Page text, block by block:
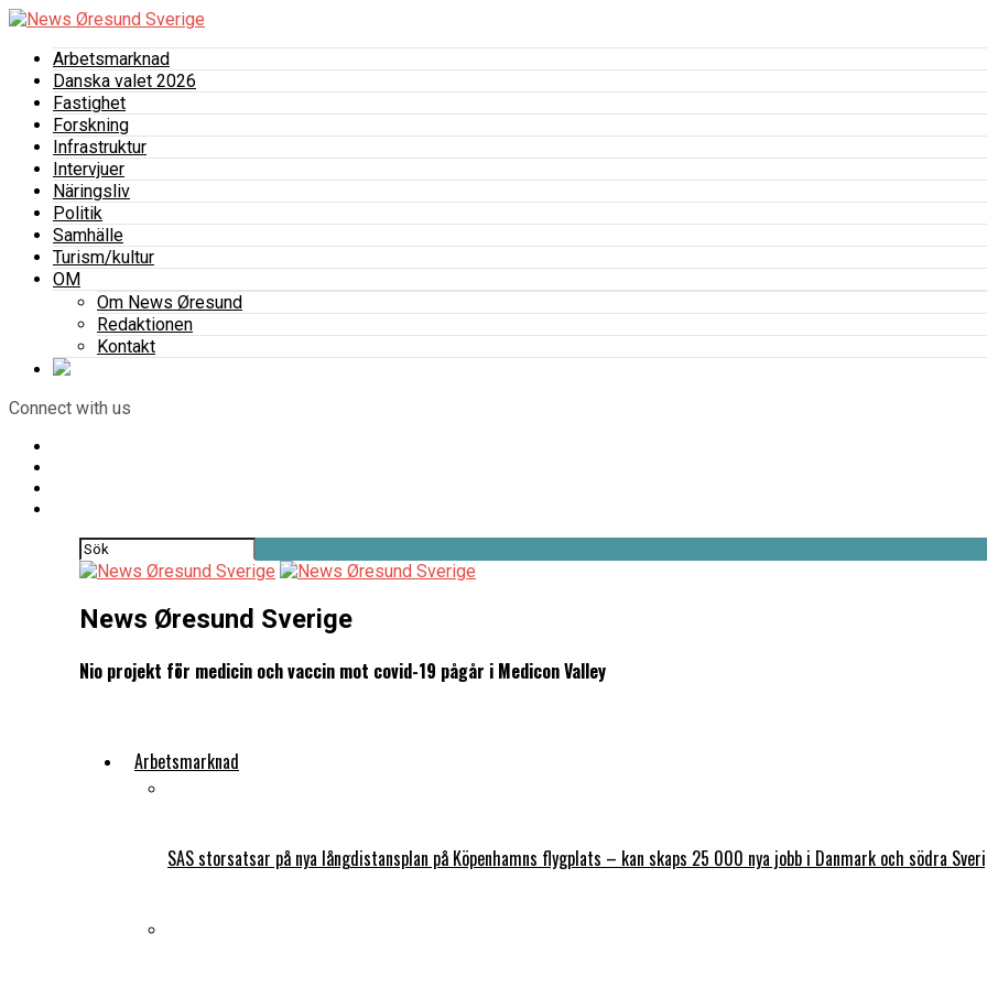
Arbetsmarknad
Danska valet 2026
Fastighet
Forskning
Infrastruktur
Intervjuer
Näringsliv
Politik
Samhälle
Turism/kultur
OM
Om News Øresund
Redaktionen
Kontakt
Connect with us
News Øresund Sverige
Nio projekt för medicin och vaccin mot covid-19 pågår i Medicon Valley
Arbetsmarknad
SAS storsatsar på nya långdistansplan på Köpenhamns flygplats – kan skaps 25 000 nya jobb i Danmark och södra